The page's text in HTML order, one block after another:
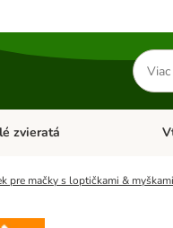
Hľadať
menu: Mačky
zvieratá
pre mačky s loptičkami & myškami